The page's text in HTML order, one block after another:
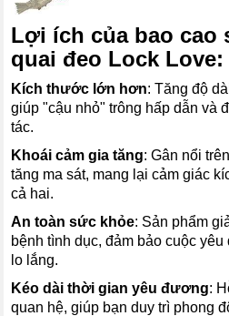
Lợi ích của bao cao
quai đeo Lock Love:
Kích thước lớn hơn: Tăng độ
giúp "cậu nhỏ" trông hấp dẫn và
tác.
Khoái cảm gia tăng: Gân nổi
tăng ma sát, mang lại cảm giác
cả hai.
An toàn sức khỏe: Sản phẩm
bệnh tình dục, đảm bảo cuộc
lo lắng.
Kéo dài thời gian yêu đương:
quan hệ, giúp bạn duy trì phong